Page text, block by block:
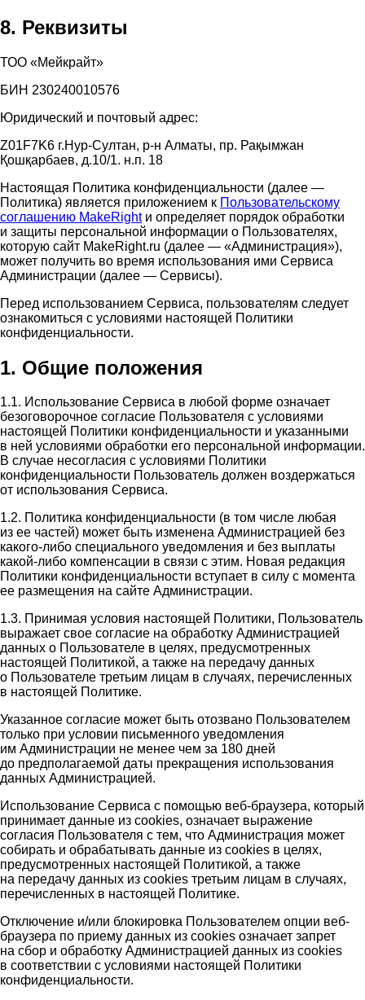
8. Реквизиты
ТОО «Мейкрайт»
БИН 230240010576
Юридический и почтовый адрес:
Z01F7K6 г.Нур-Султан, р-н Алматы, пр. Рақымжан
Қошқарбаев, д.10/1. н.п. 18
Настоящая Политика конфиденциальности (далее —
Политика) является приложением к Пользовательскому
соглашению MakeRightи определяет порядок обработки
и защиты персональной информации о Пользователях,
которую сайт MakeRight.ru (далее — «Администрация»),
может получить во время использования ими Cервиса
Администрации (далее — Сервисы).
Перед использованием Сервиса, пользователям следует
ознакомиться с условиями настоящей Политики
конфиденциальности.
1. Общие положения
1.1. Использование Сервиса в любой форме означает
безоговорочное согласие Пользователя с условиями
настоящей Политики конфиденциальности и указанными
в ней условиями обработки его персональной информации.
В случае несогласия с условиями Политики
конфиденциальности Пользователь должен воздержаться
от использования Сервиса.
1.2. Политика конфиденциальности (в том числе любая
из ее частей) может быть изменена Администрацией без
какого-либо специального уведомления и без выплаты
какой-либо компенсации в связи с этим. Новая редакция
Политики конфиденциальности вступает в силу с момента
ее размещения на сайте Администрации.
1.3. Принимая условия настоящей Политики, Пользователь
выражает свое согласие на обработку Администрацией
данных о Пользователе в целях, предусмотренных
настоящей Политикой, а также на передачу данных
о Пользователе третьим лицам в случаях, перечисленных
в настоящей Политике.
Указанное согласие может быть отозвано Пользователем
только при условии письменного уведомления
им Администрации не менее чем за 180 дней
до предполагаемой даты прекращения использования
данных Администрацией.
Использование Сервиса с помощью веб-браузера, который
принимает данные из cookies, означает выражение
согласия Пользователя с тем, что Администрация может
собирать и обрабатывать данные из cookies в целях,
предусмотренных настоящей Политикой, а также
на передачу данных из cookies третьим лицам в случаях,
перечисленных в настоящей Политике.
Отключение и/или блокировка Пользователем опции веб-
браузера по приему данных из cookies означает запрет
на сбор и обработку Администрацией данных из cookies
в соответствии с условиями настоящей Политики
конфиденциальности.